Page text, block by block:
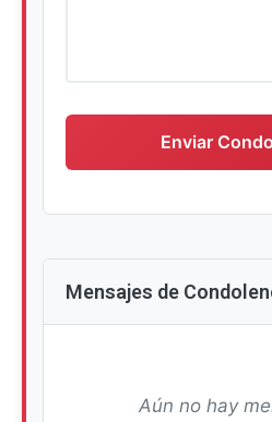
Enviar
Mensajes de
Aún no hay